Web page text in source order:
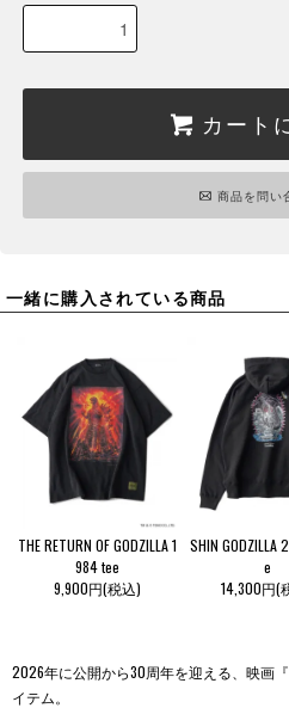
カート
商品を問い
一緒に購入されている商品
THE RETURN OF GODZILLA 1
984 tee
9,900円(税込)
SHIN GODZILLA
e
14,300円(
2026年に公開から30周年を迎える、映画
イテム。